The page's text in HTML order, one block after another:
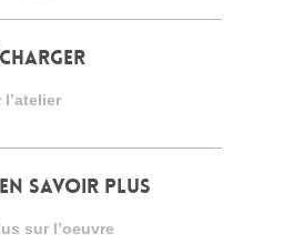
SAVOIR PLUS
sur l’oeuvre